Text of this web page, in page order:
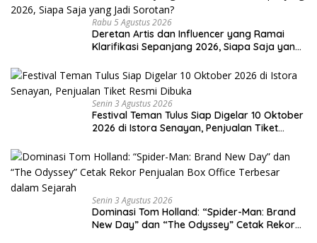
Rabu 5 Agustus 2026
Deretan Artis dan Influencer yang Ramai
Klarifikasi Sepanjang 2026, Siapa Saja yang
Senin 3 Agustus 2026
Festival Teman Tulus Siap Digelar 10 Oktober
2026 di Istora Senayan, Penjualan Tiket
Senin 3 Agustus 2026
Dominasi Tom Holland: “Spider-Man: Brand
New Day” dan “The Odyssey” Cetak Rekor